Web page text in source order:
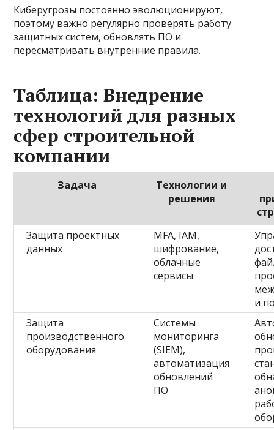
Киберугрозы постоянно эволюционируют,
поэтому важно регулярно проверять работу
защитных систем, обновлять ПО и
пересматривать внутренние правила.
Таблица: Внедрение
технологий для разных
сфер строительной
компании
Задача
Технологии и
решения
Защита проектных
данных
MFA, IAM,
шифрование,
облачные
сервисы
и
Защита
производственного
оборудования
Системы
мониторинга
(SIEM),
автоматизация
обновлений
ПО